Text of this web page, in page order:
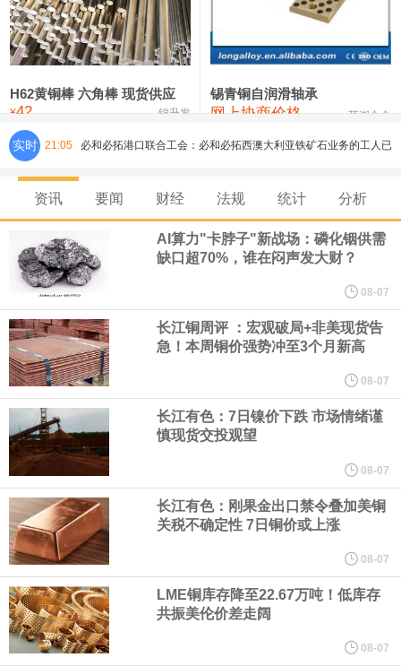
铸造铝合金锭(ZLD104) 24,300—24,500 24,400
压铸锌合金锭 26,500—26,700
氯化镍 38,300—40,300 39,300 0
H62黄铜棒 六角棒 现货供应
¥42 锦升发
锡青铜自润滑轴承
网上协商价格 芜湖合金
实时 21:05 必和必拓港口联合工会：必和必拓西澳大利亚铁矿石业务的工人已
通知，将于8月9日实施24小时停工。
8月7日，宇树科技董事长王兴兴网上路演时表示，报告期内，公司
研发费用金额分别为4,995.18万元、7,001.70万元、14,496.56万
元，最近3年复合增长率达70.36%，呈快速增长趋势，并形成多项
核心技术和知识产权。截至2026年1月31日，公司拥有262项专利权
（含境内发明专利20项）。
纽约期银日内涨4%，现报64.08美元/盎司。
宇树科技董事长、总经理兼首席技术官王兴兴在网上路演时表示，
经过多年研发创新和技术积累，公司逐步形成了包括一体化关节集
成技术、高紧凑度机器人身体集成技术、机器人激光雷达全自研核
心技术等多项已商业化应用的核心技术并已应用于公司的高性能通
资讯 要闻 财经 法规 统计 分析
AI算力"卡脖子"新战场：磷化铟供需
缺口超70%，谁在闷声发大财？
08-07
长江铜周评 ：宏观破局+非美现货告
急！本周铜价强势冲至3个月新高
08-07
长江有色：7日镍价下跌 市场情绪谨
慎现货交投观望
08-07
长江有色：刚果金出口禁令叠加美铜
关税不确定性 7日铜价或上涨
08-07
LME铜库存降至22.67万吨！低库存
共振美伦价差走阔
08-07